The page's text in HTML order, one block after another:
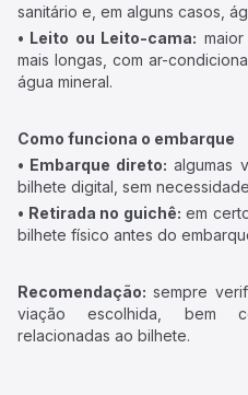
sanitário e, em alguns casos,
• Leito ou Leito-cama:
mais longas, com ar-
água mineral.
Como funciona o embarque
• Embarque direto: algumas
bilhete digital, sem
• Retirada no guichê: em
bilhete físico antes do
Recomendação: sempre
viação escolhida, bem
relacionadas ao bilhete.